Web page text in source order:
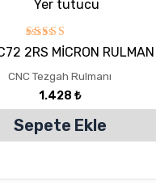
5
üzerinden
oy aldı
2RS MİCRON RULMAN
CNC Tezgah Rulmanı
1.428 ₺
Sepete Ekle